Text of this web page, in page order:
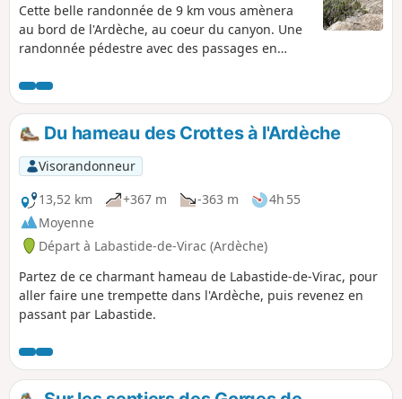
Cette belle randonnée de 9 km vous amènera
au bord de l'Ardèche, au coeur du canyon. Une
randonnée pédestre avec des passages en
le long du parcours. La baignade est autorisée
et irrésistible. La descente par la Combe des
champs sera longue mais vous serez émerveillé
par l'arrivée dans le canyon. Un dénivelé
important -500 / + 500 rendra cette randonnée
difficile mais les sentiers sont bien balisés et
protégés. Attention ! Cette randonnée est pour
l'instant impraticable suite à un gros
éboulement de la falaise en bord d'Ardèche, qui
a eu lieu le 14/06/2024 ! Veuillez vous
renseigner auprès de l'Office du Tourisme de
Vallon-Pont-d'Arc 04 75 54 54 20 ou du Syndicat
de Gestion des Gorges de l'Ardèche qui gère les
l'accès est à nouveau possible.
Du hameau des Crottes à l'Ardèche
Visorandonneur
13,52 km
+367 m -363 m
4h 55
Moyenne
Départ à Labastide-de-Virac (Ardèche)
Partez de ce charmant hameau de Labastide-de-Virac, pour
aller faire une trempette dans l'Ardèche, puis revenez en
passant par Labastide.